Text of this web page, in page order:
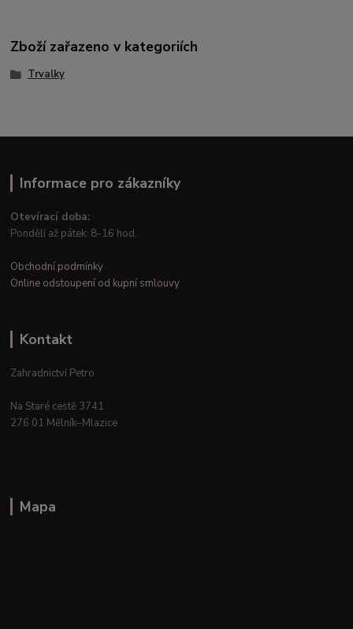
Zboží zařazeno v kategoriích
Trvalky
Informace pro zákazníky
Otevírací doba:
Pondělí až pátek: 8-16 hod.
Obchodní podmínky
Online odstoupení od kupní smlouvy
Kontakt
Zahradnictví Petro
Na Staré cestě 3741
276 01 Mělník–Mlazice
Mapa